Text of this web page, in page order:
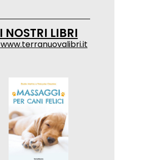
I NOSTRI LIBRI
www.terranuovalibri.it